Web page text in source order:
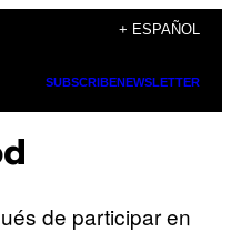
+ ESPAÑOL
SUBSCRIBENEWSLETTER